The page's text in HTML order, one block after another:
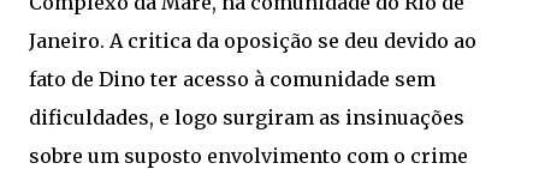
Janeiro. A critica da oposição se deu devido ao
fato de Dino ter acesso à comunidade sem
dificuldades, e logo surgiram as insinuações
sobre um suposto envolvimento com o crime